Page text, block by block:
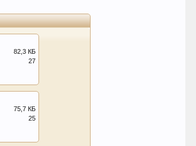
82,3 КБ
27
75,7 КБ
25